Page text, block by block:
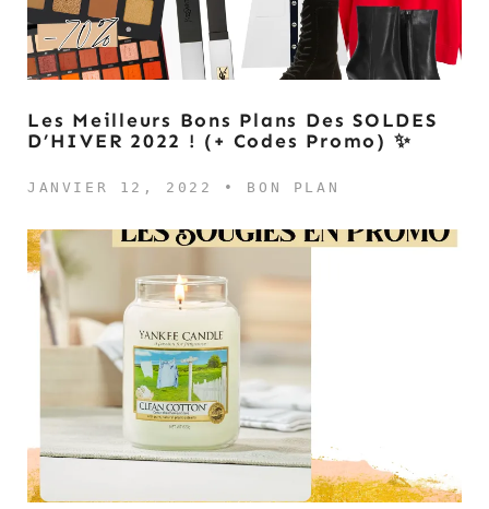
Les Meilleurs Bons Plans Des SOLDES
D’HIVER 2022 ! (+ Codes Promo) ✨
JANVIER 12, 2022 • BON PLAN